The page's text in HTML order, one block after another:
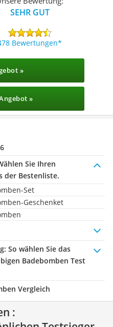
SEHR GUT
Bewertungen
»
»
Sie Ihren
der Bestenliste.
Set
Geschenket
: So wählen Sie das
Badebomben Test
Vergleich
: